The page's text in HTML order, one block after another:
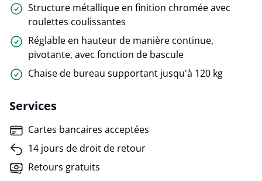
Structure métallique en finition chromée avec
roulettes coulissantes
Réglable en hauteur de manière continue,
pivotante, avec fonction de bascule
Chaise de bureau supportant jusqu'à 120 kg
Services
Cartes bancaires acceptées
14 jours de droit de retour
Retours gratuits